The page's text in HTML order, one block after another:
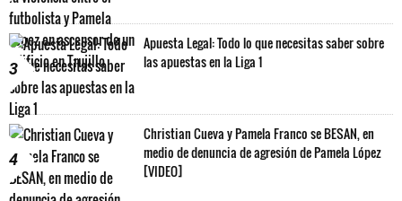
3
Apuesta Legal: Todo lo que necesitas saber sobre
las apuestas en la Liga 1
4
Christian Cueva y Pamela Franco se BESAN, en
medio de denuncia de agresión de Pamela López
[VIDEO]